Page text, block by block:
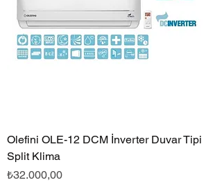
Olefini OLE-12 DCM İnverter Duvar Tipi
Split Klima
Fiyat
₺32.000,00